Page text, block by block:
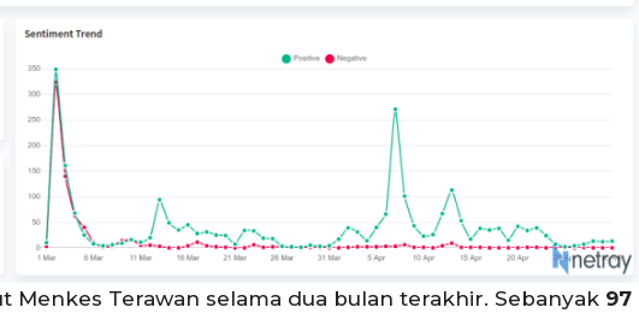
Menkes Terawan selama dua bulan terakhir. Sebanyak 97